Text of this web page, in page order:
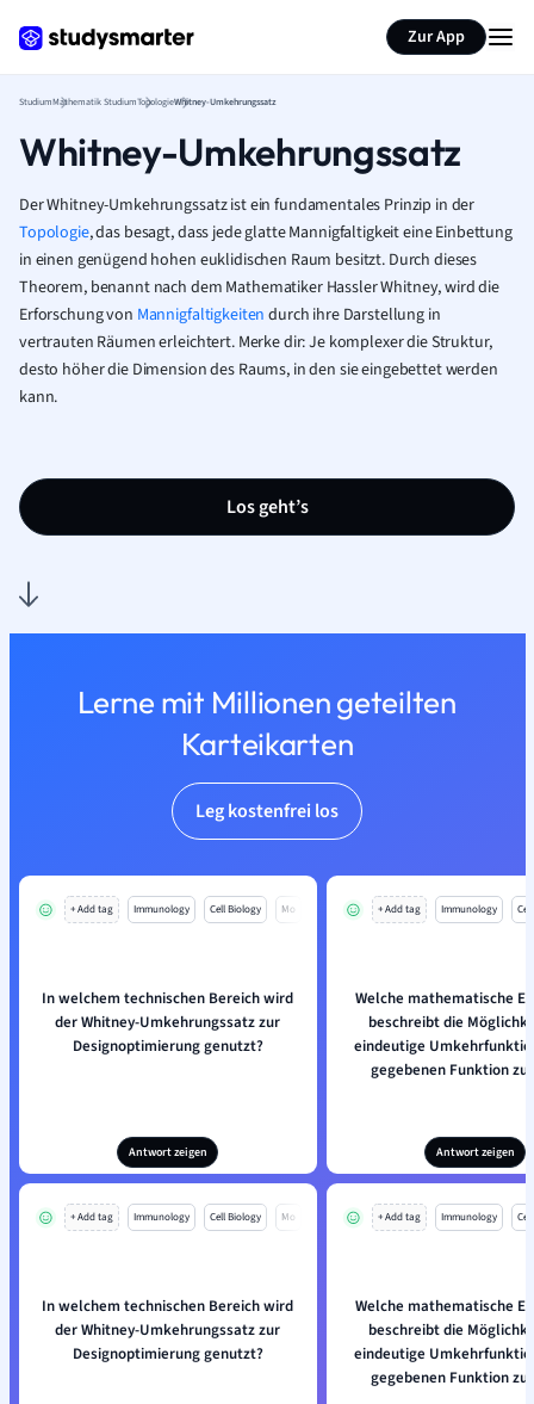
Zur App
StudiumMathematik StudiumTopologieWhitney-Umkehrungssatz
Whitney-Umkehrungssatz
Der Whitney-Umkehrungssatz ist ein fundamentales Prinzip in der
Topologie, das besagt, dass jede glatte Mannigfaltigkeit eine Einbettung
in einen genügend hohen euklidischen Raum besitzt. Durch dieses
Theorem, benannt nach dem Mathematiker Hassler Whitney, wird die
Erforschung von Mannigfaltigkeiten durch ihre Darstellung in
vertrauten Räumen erleichtert. Merke dir: Je komplexer die Struktur,
desto höher die Dimension des Raums, in den sie eingebettet werden
kann.
Los geht’s
Lerne mit Millionen geteilten
Karteikarten
Leg kostenfrei los
+ Add tag Immunology Cell Biology Mo
In welchem technischen Bereich wird
der Whitney-Umkehrungssatz zur
Designoptimierung genutzt?
Antwort zeigen
+ Add tag Immunology
Welche mathematische
beschreibt die
eindeutige
gegebenen Funktion zu
Antwort zeigen
+ Add tag Immunology Cell Biology Mo
In welchem technischen Bereich wird
der Whitney-Umkehrungssatz zur
Designoptimierung genutzt?
+ Add tag Immunology
Welche mathematische
beschreibt die
eindeutige
gegebenen Funktion zu